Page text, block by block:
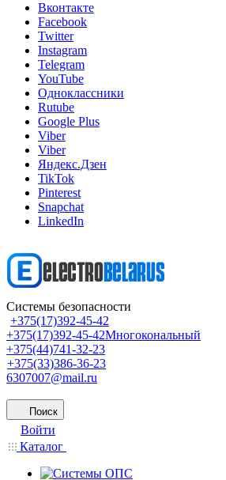
Вконтакте
Facebook
Twitter
Instagram
Telegram
YouTube
Одноклассники
Rutube
Google Plus
Viber
Viber
Яндекс.Дзен
TikTok
Pinterest
Snapchat
LinkedIn
Системы безопасности
+375(17)392-45-42
+375(17)392-45-42Многокональный
+375(44)741-32-23
+375(33)386-36-23
6307007@mail.ru
Поиск
Войти
Каталог